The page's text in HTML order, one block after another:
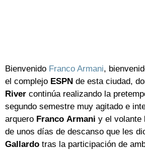
Bienvenido Franco Armani,
el complejo ESPN de esta ciudad,
River continúa realizando la
segundo semestre muy agitado e
arquero Franco Armani y el volante
de unos días de descanso que les
Gallardo tras la participación de